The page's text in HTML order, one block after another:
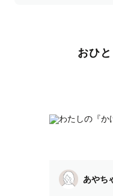
おひ
あやち